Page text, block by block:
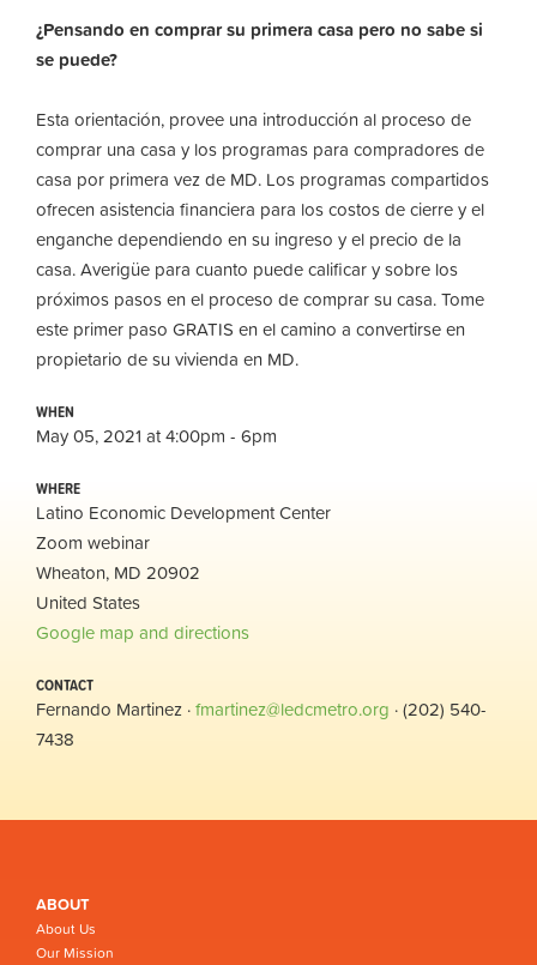
¿Pensando en comprar su primera casa pero no sabe si
se puede?
Esta orientación, provee una introducción al proceso de
comprar una casa y los programas para compradores de
casa por primera vez de MD. Los programas compartidos
ofrecen asistencia financiera para los costos de cierre y el
enganche dependiendo en su ingreso y el precio de la
casa. Averigüe para cuanto puede calificar y sobre los
próximos pasos en el proceso de comprar su casa. Tome
este primer paso GRATIS en el camino a convertirse en
propietario de su vivienda en MD.
WHEN
May 05, 2021 at 4:00pm - 6pm
WHERE
Latino Economic Development Center
Zoom webinar
Wheaton, MD 20902
United States
Google map and directions
CONTACT
Fernando Martinez ·fmartinez@ledcmetro.org · (202) 540-
7438
ABOUT
About Us
Our Mission